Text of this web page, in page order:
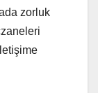
zorluk